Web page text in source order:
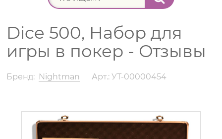
Dice 500, Набор для
игры в покер - Отзывы
Бренд: Nightman Арт.: УТ-00000454